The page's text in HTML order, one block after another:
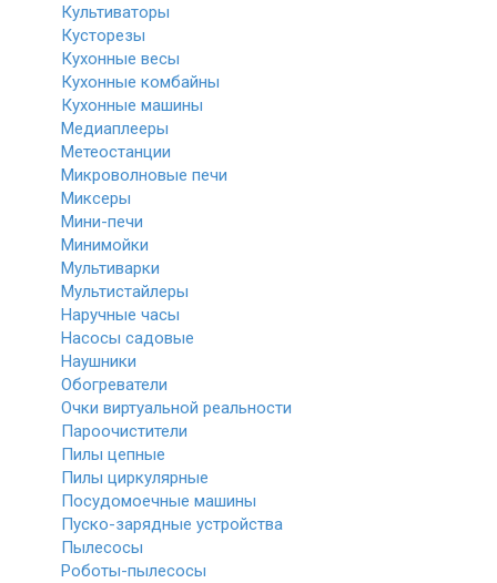
Культиваторы
Кусторезы
Кухонные весы
Кухонные комбайны
Кухонные машины
Медиаплееры
Метеостанции
Микроволновые печи
Миксеры
Мини-печи
Минимойки
Мультиварки
Мультистайлеры
Наручные часы
Насосы садовые
Наушники
Обогреватели
Очки виртуальной реальности
Пароочистители
Пилы цепные
Пилы циркулярные
Посудомоечные машины
Пуско-зарядные устройства
Пылесосы
Роботы-пылесосы